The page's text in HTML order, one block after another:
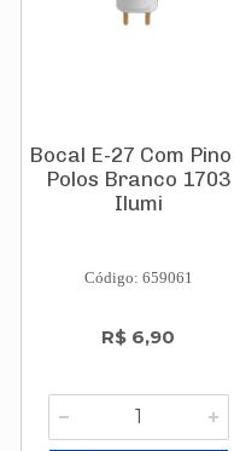
Bocal E-27 Com Pino
Polos Branco 1703
Ilumi
Código: 659061
R$ 6,90